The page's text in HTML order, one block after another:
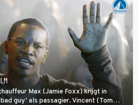
Max (Jamie Foxx) krijgt in
guy’ als passagier. Vincent (Tom